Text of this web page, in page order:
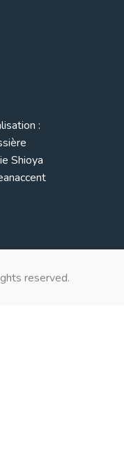
:
Shioya
reserved.